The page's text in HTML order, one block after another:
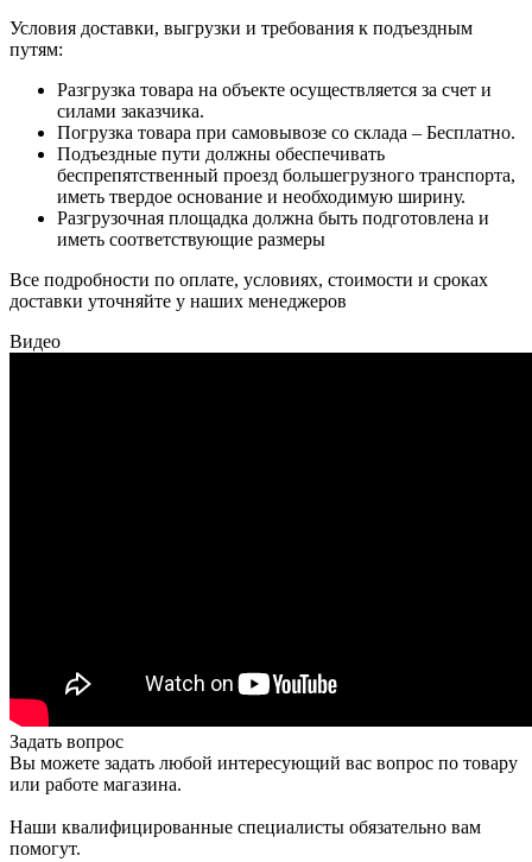
Условия доставки, выгрузки и требования к подъездным
путям:
Разгрузка товара на объекте осуществляется за счет и
силами заказчика.
Погрузка товара при самовывозе со склада – Бесплатно.
Подъездные пути должны обеспечивать
беспрепятственный проезд большегрузного транспорта,
иметь твердое основание и необходимую ширину.
Разгрузочная площадка должна быть подготовлена и
иметь соответствующие размеры
Все подробности по оплате, условиях, стоимости и сроках
доставки уточняйте у наших менеджеров
Видео
Задать вопрос
Вы можете задать любой интересующий вас вопрос по товару
или работе магазина.
Наши квалифицированные специалисты обязательно вам
помогут.